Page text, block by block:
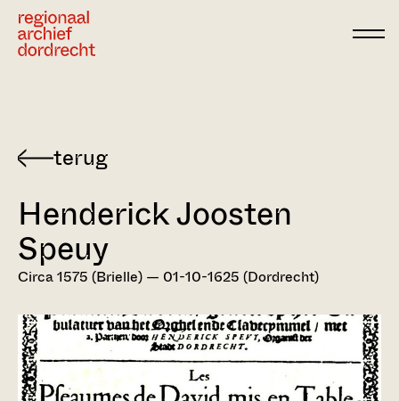
Terug
Dordts
biografisch
woordenboek
Henderick Joosten
Speuy
Circa 1575 (Brielle) — 01-10-1625 (Dordrecht)